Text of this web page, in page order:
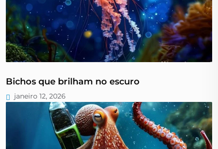
Bichos que brilham no escuro
janeiro 12, 2026